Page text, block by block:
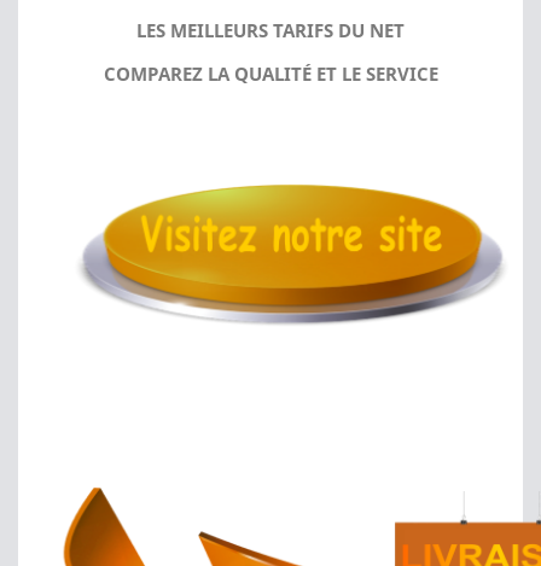
LES MEILLEURS TARIFS DU NET
COMPAREZ LA QUALITÉ ET LE SERVICE